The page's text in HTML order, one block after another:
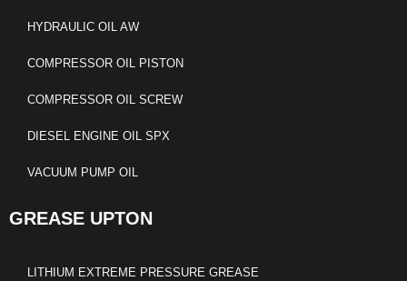
HYDRAULIC OIL AW
COMPRESSOR OIL PISTON
COMPRESSOR OIL SCREW
DIESEL ENGINE OIL SPX
VACUUM PUMP OIL
GREASE UPTON
LITHIUM EXTREME PRESSURE GREASE